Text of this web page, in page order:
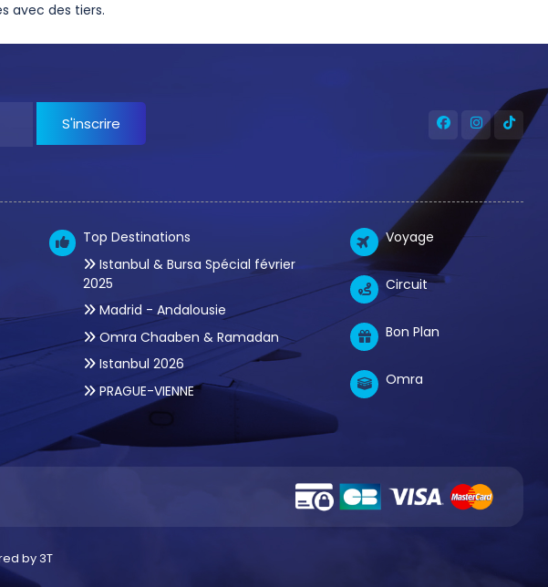
avec des tiers.
S'inscrire
Top Destinations
Istanbul & Bursa Spécial février
2025
Madrid - Andalousie
Omra Chaaben & Ramadan
Istanbul 2026
PRAGUE-VIENNE
Voyage
Circuit
Bon Plan
Omra
by 3T